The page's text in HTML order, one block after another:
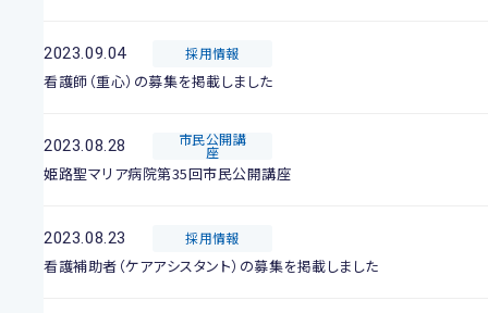
2023.09.04 採用情報
看護師（重心）の募集を掲載しました
2023.08.28 市民公開講
座
姫路聖マリア病院第35回市民公開講座
2023.08.23 採用情報
看護補助者（ケアアシスタント）の募集を掲載しました